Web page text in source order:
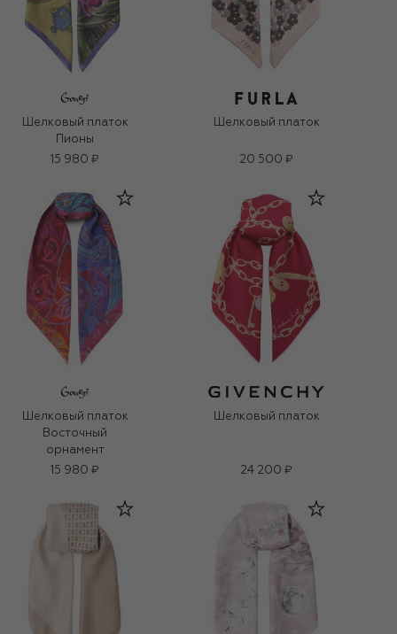
Шелковый платок
Пионы
15 980 ₽
Шелковый платок
20 500 ₽
Шелковый платок
Восточный
орнамент
15 980 ₽
Шелковый платок
24 200 ₽